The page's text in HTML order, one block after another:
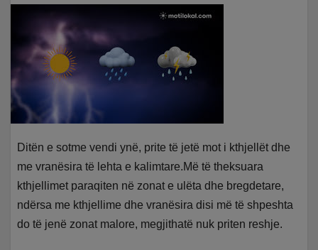
Ditën e sotme vendi ynë, prite të jetë mot i kthjellët dhe
me vranësira të lehta e kalimtare.Më të theksuara
kthjellimet paraqiten në zonat e ulëta dhe bregdetare,
ndërsa me kthjellime dhe vranësira disi më të shpeshta
do të jenë zonat malore, megjithatë nuk priten reshje.